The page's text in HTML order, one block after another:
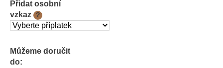
Přidat osobní
vzkaz
?
Můžeme doručit
do: